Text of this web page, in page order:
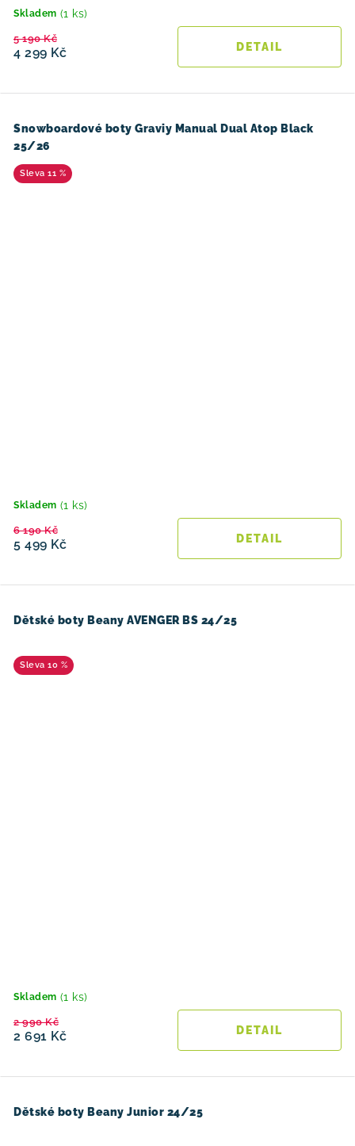
Skladem (1 ks)
4 299 Kč
5 190 Kč
Snowboardové boty Graviy Manual Dual Atop Black
25/26
11 %
Skladem (1 ks)
5 499 Kč
6 190 Kč
Dětské boty Beany AVENGER BS 24/25
10 %
Skladem (1 ks)
2 691 Kč
2 990 Kč
Dětské boty Beany Junior 24/25